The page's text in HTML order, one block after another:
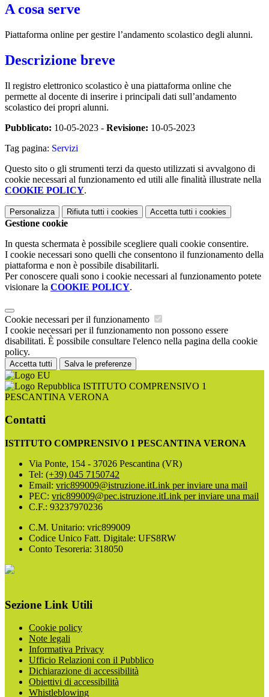
A cosa serve
Piattaforma online per gestire l’andamento scolastico degli alunni.
Descrizione breve
Il registro elettronico scolastico è una piattaforma online che
permette al docente di inserire i principali dati sull’andamento
scolastico dei propri alunni.
Pubblicato: 10-05-2023 - Revisione: 10-05-2023
Tag pagina: Servizi
Questo sito o gli strumenti terzi da questo utilizzati si avvalgono di
cookie necessari al funzionamento ed utili alle finalità illustrate nella
COOKIE POLICY.
Personalizza Rifiuta tutti i cookies Accetta tutti i cookies
Gestione cookie
In questa schermata è possibile scegliere quali cookie consentire.
I cookie necessari sono quelli che consentono il funzionamento della
piattaforma e non è possibile disabilitarli.
Per conoscere quali sono i cookie necessari al funzionamento potete
visionare la COOKIE POLICY.
Cookie necessari per il funzionamento
I cookie necessari per il funzionamento non possono essere
disabilitati. È possibile consultare l'elenco nella pagina della cookie
policy.
Accetta tutti Salva le preferenze
ISTITUTO COMPRENSIVO 1
PESCANTINA VERONA
Contatti
ISTITUTO COMPRENSIVO 1 PESCANTINA VERONA
Via Ponte, 154 - 37026 Pescantina (VR)
Tel: (+39) 045 7150742
Email: vric899009@istruzione.itLink per inviare una mail
PEC: vric899009@pec.istruzione.itLink per inviare una mail
C.F.: 93237970236
C.M. Unitario: vric899009
Codice Unico Fatt. Digitale: UFS8RW
Conto Tesoreria: 318050
Sezione Link Utili
Cookie policy
Note legali
Informativa Privacy
Ufficio Relazioni con il Pubblico
Dichiarazione di accessibilità
Obiettivi di accessibilità
Whistleblowing